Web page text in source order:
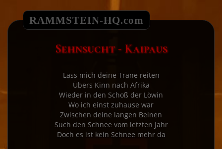
RAMMSTEIN-HQ.com
Sehnsucht - Kaipaus
Lass mich deine Träne reiten
Übers Kinn nach Afrika
Wieder in den Schoß der Löwin
Wo ich einst zuhause war
Zwischen deine langen Beinen
Such den Schnee vom letzten Jahr
Doch es ist kein Schnee mehr da